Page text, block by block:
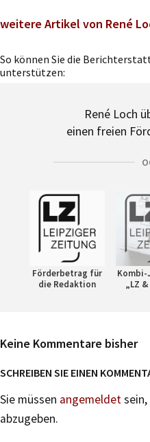
weitere Artikel von René
So können Sie die
unterstützen:
René Loch
einen freien
Förderbetrag für
die Redaktion
Kombi-
„LZ
Keine Kommentare bisher
SCHREIBEN SIE EINEN
Sie müssen angemeldet
abzugeben.